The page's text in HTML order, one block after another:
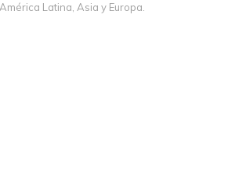
Latina, Asia y Europa.